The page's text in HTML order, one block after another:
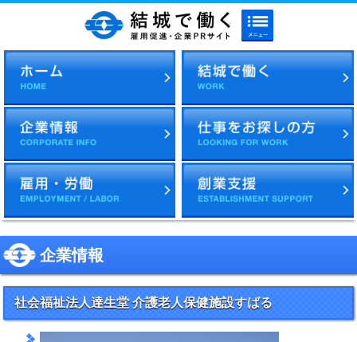
結城で働く 雇用促進・
企業情報
社会福祉法人達生堂 介護老人保健施設すばる